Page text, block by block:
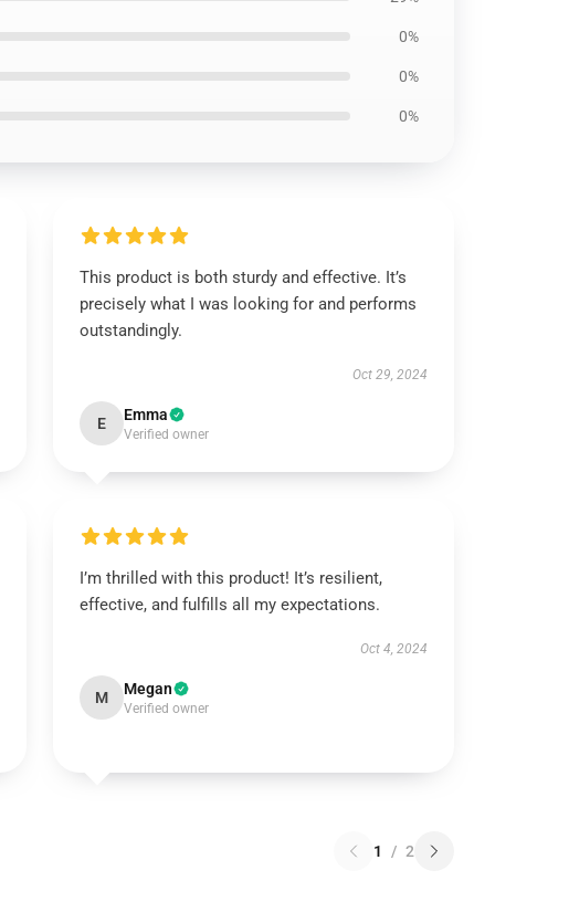
0%
0%
0%
This product is both sturdy and effective. It’s
precisely what I was looking for and performs
outstandingly.
Oct 29, 2024
E Emma
Verified owner
I’m thrilled with this product! It’s resilient,
effective, and fulfills all my expectations.
Oct 4, 2024
M Megan
Verified owner
1 / 2